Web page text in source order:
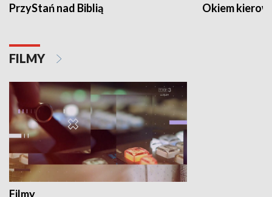
PrzyStań nad Biblią Okiem
FILMY
Filmy